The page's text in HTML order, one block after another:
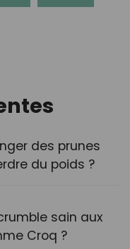
des prunes
du poids ?
sain aux
Croq ?